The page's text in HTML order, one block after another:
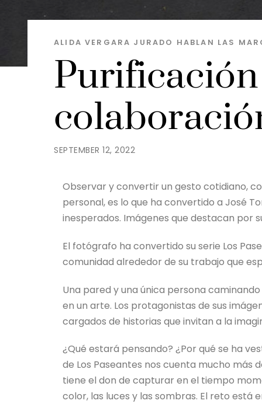
SEPTEMBER 12, 2022
ALIDA VERGARA JURADO HABLAN LAS
Observar y convertir un gesto cotidiano,
personal, es lo que ha convertido a José
inesperados. Imágenes que destacan por
El fotógrafo ha convertido su serie Los
comunidad alrededor de su trabajo que
Una pared y una única persona
en un arte. Los protagonistas de sus
cargados de historias que invitan a la
¿Qué estará pensando? ¿Por qué se ha
de Los Paseantes nos cuenta mucho más
tiene el don de capturar en el tiempo
color, las luces y las sombras. El reto